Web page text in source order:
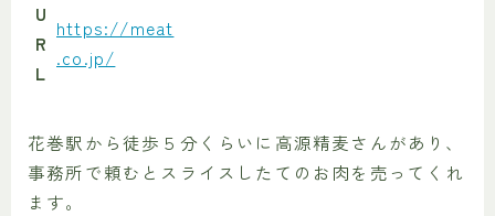
U
R
L
https://meat
.co.jp/
花巻駅から徒歩５分くらいに高源精麦さんがあり、
事務所で頼むとスライスしたてのお肉を売ってくれ
ます。